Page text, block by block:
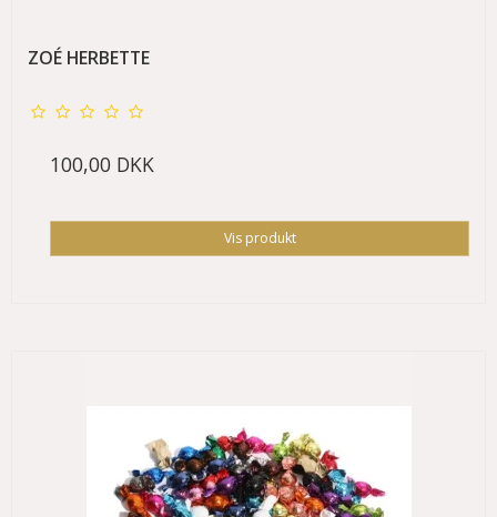
ZOÉ HERBETTE
100,00 DKK
Vis produkt